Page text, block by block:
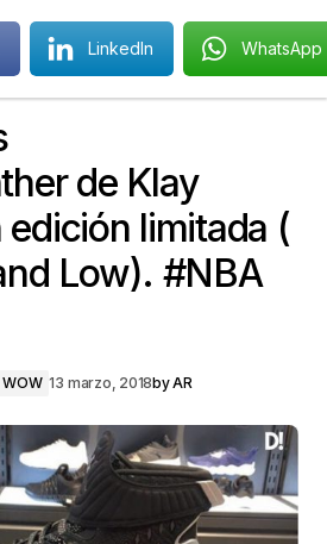
de Klay
limitada (
Low). #NBA
WOW 13 marzo, 2018byAR
LinkedIn WhatsApp